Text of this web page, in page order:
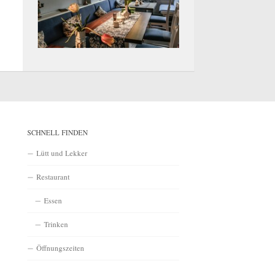
SCHNELL FINDEN
Lütt und Lekker
Restaurant
Essen
Trinken
Öffnungszeiten